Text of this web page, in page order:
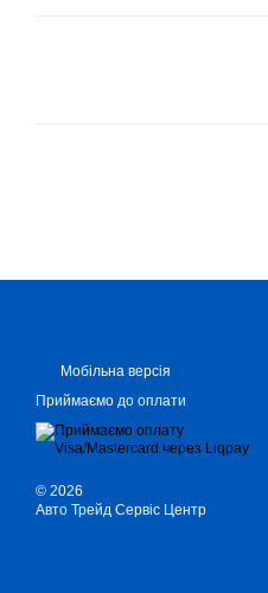
Мобільна версія
Приймаємо до оплати
© 2026
Авто Трейд Сервіс Центр